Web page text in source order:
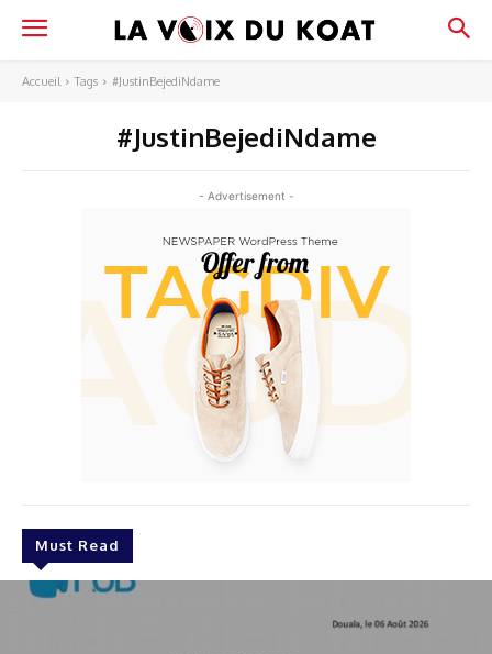
Accueil Tags #JustinBejediNdame
#JustinBejediNdame
- Advertisement -
Must Read